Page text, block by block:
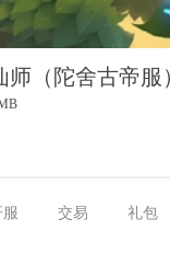
师（陀舍古帝服
服 交易 礼包